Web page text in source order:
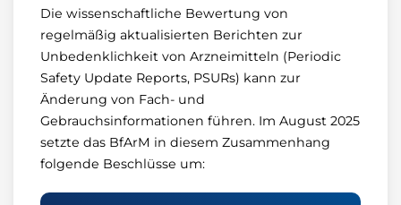
Die wissenschaftliche Bewertung von
regelmäßig aktualisierten Berichten zur
Unbedenklichkeit von Arzneimitteln (Periodic
Safety Update Reports, PSURs) kann zur
Änderung von Fach- und
Gebrauchsinformationen führen. Im August 2025
setzte das BfArM in diesem Zusammenhang
folgende Beschlüsse um: